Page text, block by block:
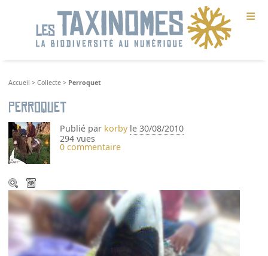
≡
Accueil >Collecte > Perroquet
Perroquet
Publié par korby le 30/08/2010
294 vues
0 commentaire